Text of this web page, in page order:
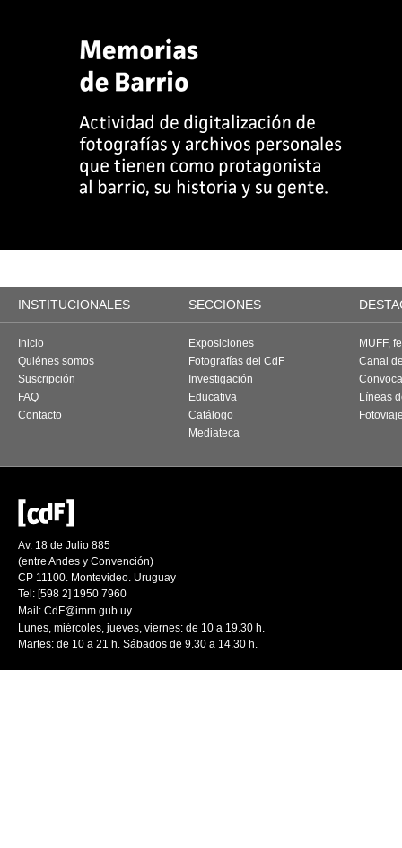
INSTITUCIONALES SECCIONES
Inicio
Quiénes somos
Suscripción
FAQ
Contacto
Exposiciones
Fotografías del CdF
Investigación
Educativa
Catálogo
Mediateca
MUFF,
Canal
Líneas
Av. 18 de Julio 885
(entre Andes y Convención)
CP 11100. Montevideo. Uruguay
Tel: [598 2] 1950 7960
Mail: CdF@imm.gub.uy
Lunes, miércoles, jueves, viernes: de 10 a 19.30 h.
Martes: de 10 a 21 h. Sábados de 9.30 a 14.30 h.